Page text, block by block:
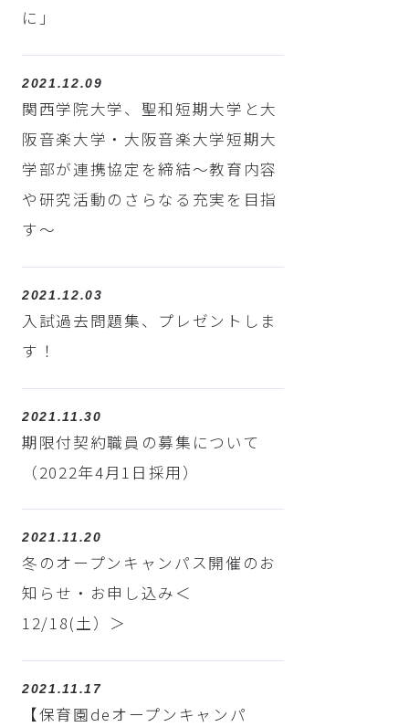
に」
2021.12.09
関西学院大学、聖和短期大学と大
阪音楽大学・大阪音楽大学短期大
学部が連携協定を締結～教育内容
や研究活動のさらなる充実を目指
す～
2021.12.03
入試過去問題集、プレゼントしま
す！
2021.11.30
期限付契約職員の募集について
（2022年4月1日採用）
2021.11.20
冬のオープンキャンパス開催のお
知らせ・お申し込み＜
12/18(土）＞
2021.11.17
【保育園deオープンキャンパ